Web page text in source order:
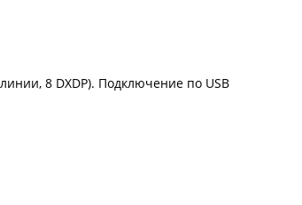
8 DXDP). Подключение по USB